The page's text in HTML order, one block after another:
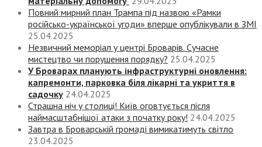
Повний мирний план Трампа під назвою «‎Рамки
російсько-української угоди» вперше опублікували в ЗМІ
25.04.2025
Незвичний меморіал у центрі Броварів. Сучасне
мистецтво чи порушення порядку? 25.04.2025
У Броварах планують інфраструктурні оновлення:
капремонти, парковка біля лікарні та укриття в
садочку 24.04.2025
Страшна ніч у столиці! Київ оговтується після
наймасштабнішої атаки з початку року! 24.04.2025
Завтра в Броварській громаді вимикатимуть світло
23.04.2025